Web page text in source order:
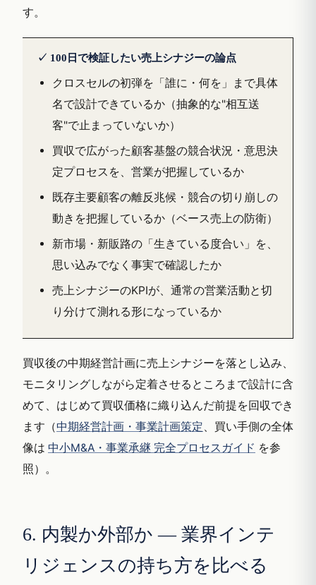
す。
✓ 100日で検証したい売上シナジーの論点
クロスセルの初弾を「誰に・何を」まで具体
名で設計できているか（抽象的な"相互送
客"で止まっていないか）
買収で広がった顧客基盤の競合状況・意思決
定プロセスを、営業が把握しているか
既存主要顧客の離反兆候・競合の切り崩しの
動きを把握しているか（ベース売上の防衛）
新市場・新販路の「生きている度合い」を、
思い込みでなく事実で確認したか
売上シナジーのKPIが、通常の営業活動と切
り分けて測れる形になっているか
買収後の中期経営計画に売上シナジーを落とし込み、
モニタリングしながら定着させるところまで設計に含
めて、はじめて買収価格に織り込んだ前提を回収でき
ます（中期経営計画・事業計画策定、買い手側の全体
像は 中小M&A・事業承継 完全プロセスガイド を参
照）。
6. 内製か外部か — 業界インテ
リジェンスの持ち方を比べる